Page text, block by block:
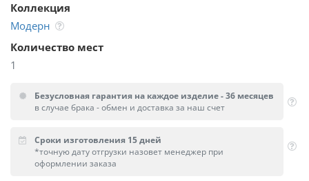
Коллекция
Модерн
Количество мест
1
Безусловная гарантия на каждое изделие - 36 месяцев
в случае брака - обмен и доставка за наш счет
Сроки изготовления 15 дней
*точную дату отгрузки назовет менеджер при
оформлении заказа